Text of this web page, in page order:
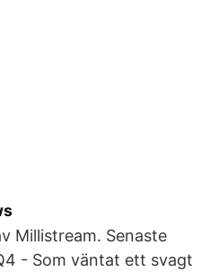
Millistream. Senaste
- Som väntat ett svagt